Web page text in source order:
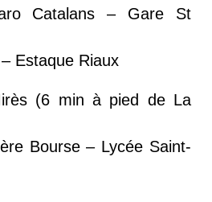
Catalans – Gare St
Estaque Riaux
(6 min à pied de La
Bourse – Lycée Saint-